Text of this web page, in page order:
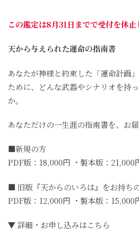
この鑑定は8月31日までで受付を休止
天から与えられた運命の指南書
あなたが神様と約束した「運命計画
ために、どんな武器やシナリオを持
か。
あなただけの一生涯の指南書を、お届
■新規の方
PDF版：18,000円 ・製本版：21,000
■ 旧版『天からのいろは』をお持ち
PDF版：12,000円 ・製本版：15,000
▼ 詳細・お申し込みはこちら